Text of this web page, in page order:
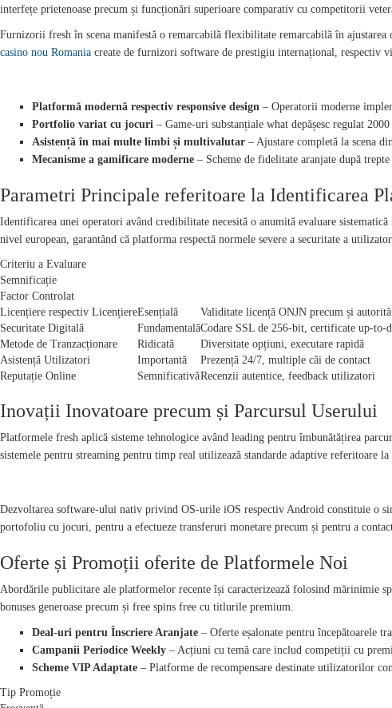
interfețe prietenoase precum și funcționări superioare comparativ cu competitorii
Furnizorii fresh în scena manifestă o remarcabilă flexibilitate remarcabilă în
casino nou Romania create de furnizori software de prestigiu internațional, respectiv
Platformă modernă respectiv responsive design – Operatorii moderne
Portfolio variat cu jocuri – Game-uri substanțiale what depășesc regulat
Asistență în mai multe limbi și multivalutar – Ajustare completă la scena
Mecanisme a gamificare moderne – Scheme de fidelitate aranjate după
Parametri Principale referitoare la Identificarea
Identificarea unei operatori având credibilitate necesită o anumită evaluare
nivel european, garantând că platforma respectă normele severe a securitate a
Criteriu a Evaluare
Semnificație
Factor Controlat
Licențiere respectiv LicențiereEsențială
Validitate licență ONJN precum și
Securitate Digitală
FundamentalăCodare SSL de 256-bit, certificate up-to-
Metode de Tranzacționare
Ridicată
Diversitate opțiuni, executare rapidă
Asistență Utilizatori
Importantă
Prezență 24/7, multiple căi de contact
Reputație Online
SemnificativăRecenzii autentice, feedback utilizatori
Inovații Inovatoare precum și Parcursul Userului
Platformele fresh aplică sisteme tehnologice având leading pentru îmbunătățirea
sistemele pentru streaming pentru timp real utilizează standarde adaptive referitoare
Dezvoltarea software-ului nativ privind OS-urile iOS respectiv Android constituie o
portofoliu cu jocuri, pentru a efectueze transferuri monetare precum și pentru a
Oferte și Promoții oferite de Platformele Noi
Abordările publicitare ale platformelor recente își caracterizează folosind mărinimie
bonuses generoase precum și free spins free cu titlurile premium.
Deal-uri pentru Înscriere Aranjate – Oferte eșalonate pentru începătoarele
Campanii Periodice Weekly – Acțiuni cu temă care includ competiții cu
Scheme VIP Adaptate – Platforme de recompensare destinate utilizatorilor
Tip Promoție